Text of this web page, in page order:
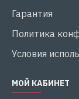
Гарантия
Политика
Условия
МОЙ КАБИНЕТ